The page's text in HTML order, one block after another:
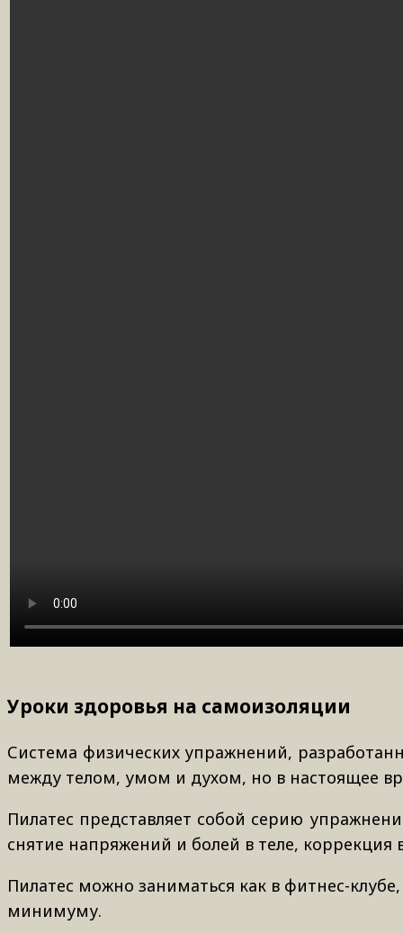
Уроки здоровья на самоизоляции
Система физических упражнений,
между телом, умом и духом, но в настоящее
Пилатес представляет собой серию
снятие напряжений и болей в теле,
Пилатес можно заниматься как в фитнес-
минимуму.